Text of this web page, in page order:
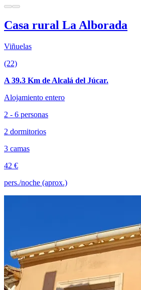
Casa rural La Alborada
Viñuelas
(22)
A 39.3 Km de Alcalá del Júcar.
Alojamiento entero
2 - 6 personas
2 dormitorios
3 camas
42 €
pers./noche (aprox.)